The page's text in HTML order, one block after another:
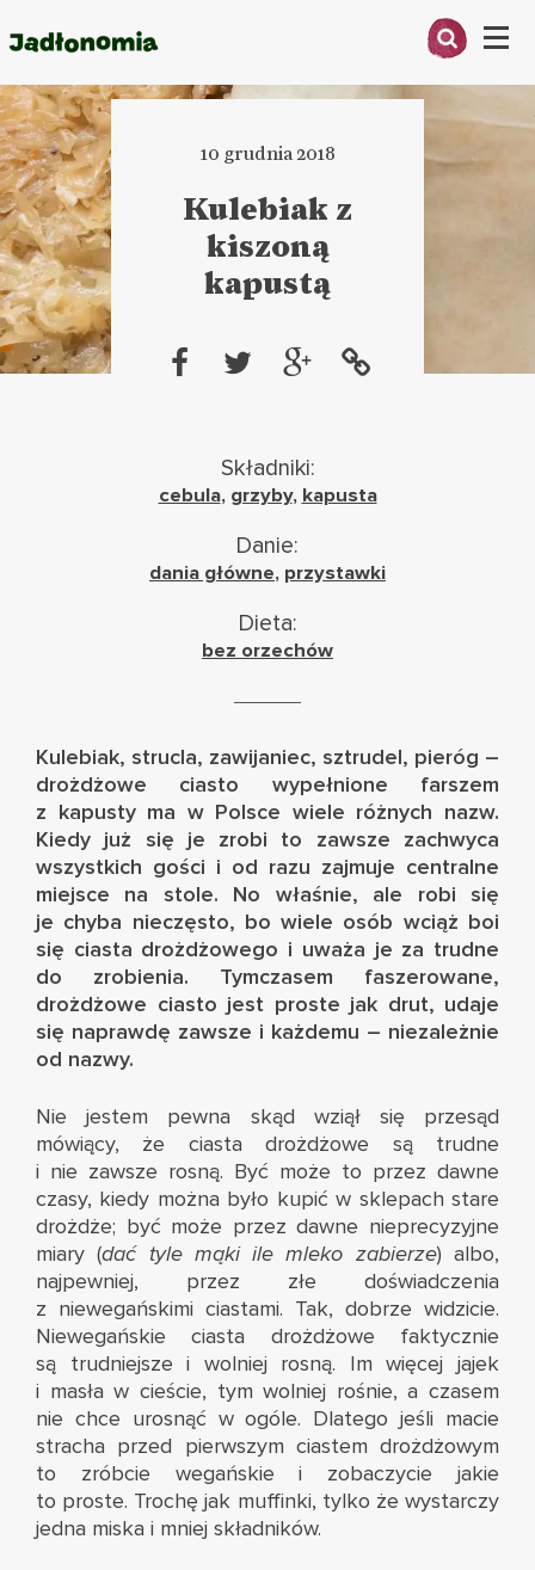
Menu
ARTYKUŁY
KSIĄŻKI
KONTAKT
10 grudnia 2018
Kulebiak z
kiszoną
kapustą
Składniki:
cebula, grzyby, kapusta
Danie:
dania główne, przystawki
Dieta:
bez orzechów
Kulebiak, strucla, zawijaniec, sztrudel, pieróg –
drożdżowe ciasto wypełnione farszem
z kapusty ma w Polsce wiele różnych nazw.
Kiedy już się je zrobi to zawsze zachwyca
wszystkich gości i od razu zajmuje centralne
miejsce na stole. No właśnie, ale robi się
je chyba nieczęsto, bo wiele osób wciąż boi
się ciasta drożdżowego i uważa je za trudne
do zrobienia. Tymczasem faszerowane,
drożdżowe ciasto jest proste jak drut, udaje
się naprawdę zawsze i każdemu – niezależnie
od nazwy.
Nie jestem pewna skąd wziął się przesąd
mówiący, że ciasta drożdżowe są trudne
i nie zawsze rosną. Być może to przez dawne
czasy, kiedy można było kupić w sklepach stare
drożdże; być może przez dawne nieprecyzyjne
miary (dać tyle mąki ile mleko zabierze) albo,
najpewniej, przez złe doświadczenia
z niewegańskimi ciastami. Tak, dobrze widzicie.
Niewegańskie ciasta drożdżowe faktycznie
są trudniejsze i wolniej rosną. Im więcej jajek
i masła w cieście, tym wolniej rośnie, a czasem
nie chce urosnąć w ogóle. Dlatego jeśli macie
stracha przed pierwszym ciastem drożdżowym
to zróbcie wegańskie i zobaczycie jakie
to proste. Trochę jak muffinki, tylko że wystarczy
jedna miska i mniej składników.